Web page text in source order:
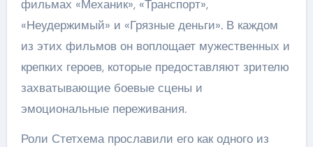
фильмах «Механик», «Транспорт»,
«Неудержимый» и «Грязные деньги». В каждом
из этих фильмов он воплощает мужественных и
крепких героев, которые предоставляют зрителю
захватывающие боевые сцены и
эмоциональные переживания.
Роли Стетхема прославили его как одного из